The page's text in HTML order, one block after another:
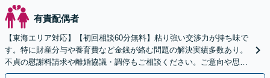
有責配偶者
【東海エリア対応】【初回相談60分無料】粘り強い交渉力が持ち味で
す。特に財産分与や養育費など金銭が絡む問題の解決実績多数あり。
不貞の慰謝料請求や離婚協議・調停もご相談ください。ご意向や思い
に寄り添いながら最善の解決を目指します／土日祝相談可